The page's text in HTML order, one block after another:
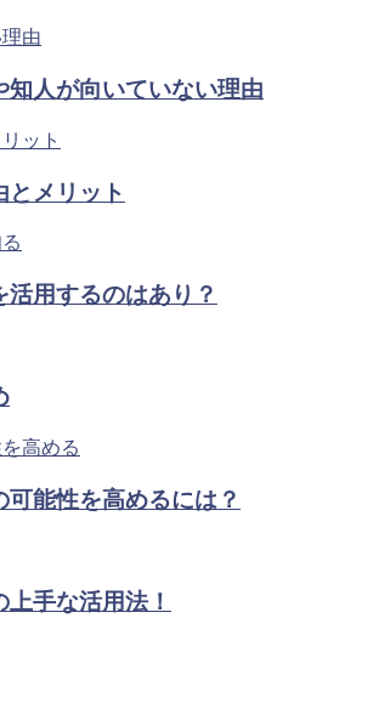
人が向いていない理由
とメリット
用するのはあり？
能性を高めるには？
手な活用法！